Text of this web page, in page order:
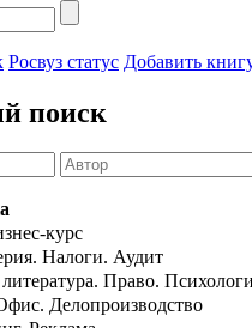
Росвуз статус Добавить
поиск
курс
Налоги. Аудит
Право.
Делопроизводство